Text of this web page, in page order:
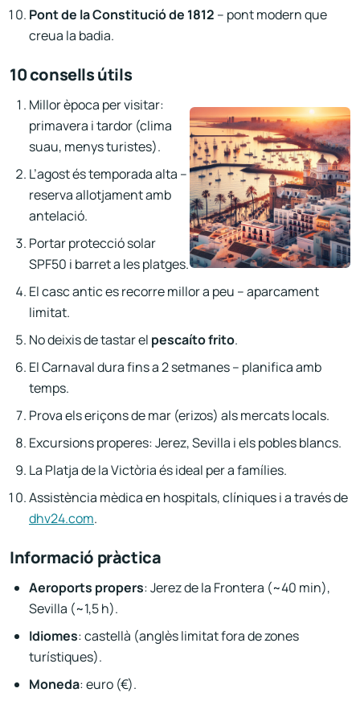
Pont de la Constitució de 1812 – pont modern que
creua la badia.
10 consells útils
Millor època per visitar:
primavera i tardor (clima
suau, menys turistes).
L’agost és temporada alta –
reserva allotjament amb
antelació.
Portar protecció solar
SPF50 i barret a les platges.
El casc antic es recorre millor a peu – aparcament
limitat.
No deixis de tastar el pescaíto frito.
El Carnaval dura fins a 2 setmanes – planifica amb
temps.
Prova els eriçons de mar (erizos) als mercats locals.
Excursions properes: Jerez, Sevilla i els pobles blancs.
La Platja de la Victòria és ideal per a famílies.
Assistència mèdica en hospitals, clíniques i a través de
dhv24.com.
Informació pràctica
Aeroports propers: Jerez de la Frontera (~40 min),
Sevilla (~1,5 h).
Idiomes: castellà (anglès limitat fora de zones
turístiques).
Moneda: euro (€).